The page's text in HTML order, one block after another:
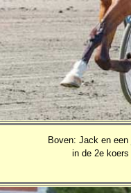
Boven: Jack en
in de 2e